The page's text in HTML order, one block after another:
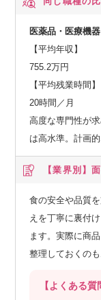
医薬品・医療機器
【平均年収】
755.2万円
【平均残業時間】
20時間／月
高度な専門性が
は高水準。計画
【業界別】
食の安全や品質
えを丁寧に裏付
ます。実際に商
整理しておくのも
【よくある質